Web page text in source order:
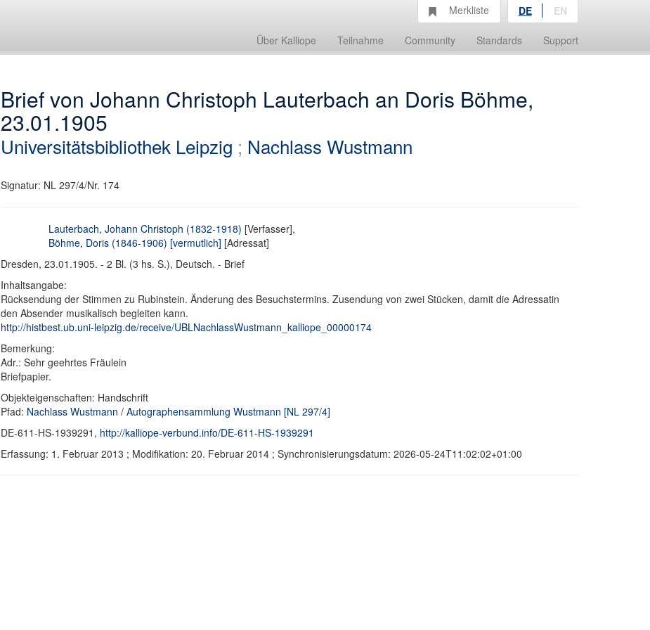
Über Kalliope Teilnahme Community Standards Support
Merkliste DE EN
Brief von Johann Christoph Lauterbach an Doris Böhme,
23.01.1905
Universitätsbibliothek Leipzig ; Nachlass Wustmann
Signatur: NL 297/4/Nr. 174
Lauterbach, Johann Christoph (1832-1918) [Verfasser],
Böhme, Doris (1846-1906) [vermutlich] [Adressat]
Dresden, 23.01.1905. - 2 Bl. (3 hs. S.), Deutsch. - Brief
Inhaltsangabe:
Rücksendung der Stimmen zu Rubinstein. Änderung des Besuchstermins. Zusendung von zwei Stücken, damit die Adressatin
den Absender musikalisch begleiten kann.
http://histbest.ub.uni-leipzig.de/receive/UBLNachlassWustmann_kalliope_00000174
Bemerkung:
Adr.: Sehr geehrtes Fräulein
Briefpapier.
Objekteigenschaften: Handschrift
Pfad: Nachlass Wustmann / Autographensammlung Wustmann [NL 297/4]
DE-611-HS-1939291, http://kalliope-verbund.info/DE-611-HS-1939291
Erfassung: 1. Februar 2013 ; Modifikation: 20. Februar 2014 ; Synchronisierungsdatum: 2026-05-24T11:02:02+01:00